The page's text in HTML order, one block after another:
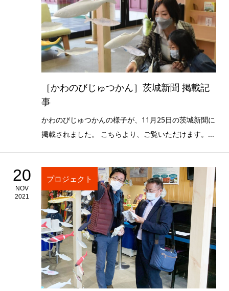
［かわのびじゅつかん］茨城新聞 掲載記
事
かわのびじゅつかんの様子が、11月25日の茨城新聞に
掲載されました。 こちらより、ご覧いただけます。...
20
NOV
2021
プロジェクト